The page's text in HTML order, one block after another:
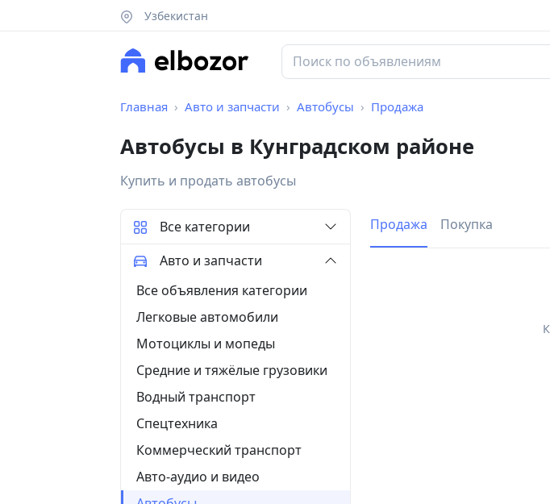
Узбекистан
Главная Авто и запчасти Автобусы Продажа
Автобусы в Кунградском районе
Купить и продать автобусы
Продажа Покупка
Все категории
Авто и запчасти
Все объявления категории
Легковые автомобили
Мотоциклы и мопеды
Средние и тяжёлые грузовики
Водный транспорт
Спецтехника
Коммерческий транспорт
Авто-аудио и видео